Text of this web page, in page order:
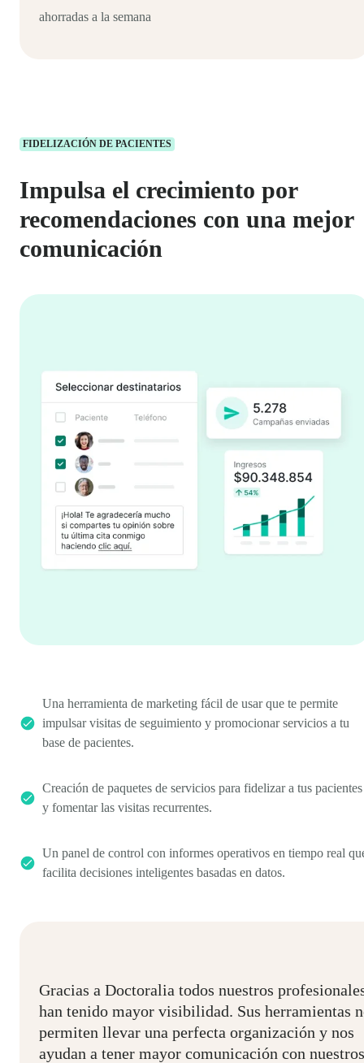
ahorradas a la semana
FIDELIZACIÓN DE PACIENTES
Impulsa el crecimiento por
recomendaciones con una mejor
comunicación
Una herramienta de marketing fácil de usar que te permite
impulsar visitas de seguimiento y promocionar servicios a tu
base de pacientes.
Creación de paquetes de servicios para fidelizar a tus pacientes
y fomentar las visitas recurrentes.
Un panel de control con informes operativos en tiempo real
facilita decisiones inteligentes basadas en datos.
Gracias a Doctoralia todos nuestros
han tenido mayor visibilidad. Sus herramientas
permiten llevar una perfecta organización y nos
ayudan a tener mayor comunicación con nuestros